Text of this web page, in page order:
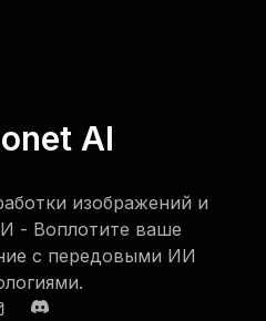
AI
изображений и
- Воплотите ваше
с передовыми ИИ